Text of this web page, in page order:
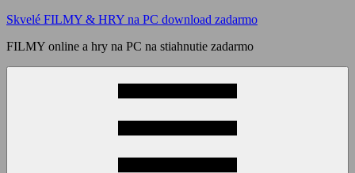
Skip
content
Skvelé FILMY & HRY na PC download zadarmo
FILMY online a hry na PC na stiahnutie zadarmo